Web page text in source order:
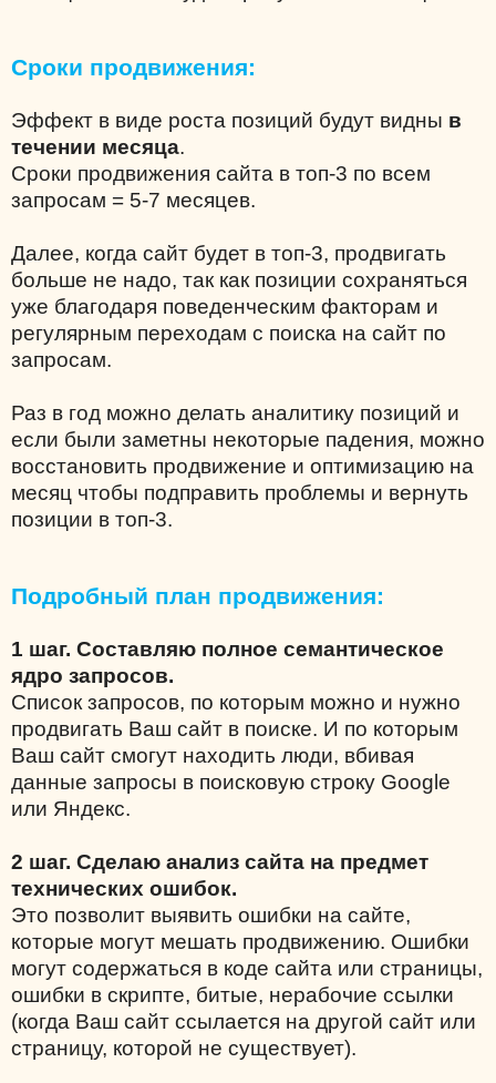
Сроки продвижения:
Эффект в виде роста позиций будут видны в
течении месяца.
Сроки продвижения сайта в топ-3 по всем
запросам = 5-7 месяцев.
Далее, когда сайт будет в топ-3, продвигать
больше не надо, так как позиции сохраняться
уже благодаря поведенческим факторам и
регулярным переходам с поиска на сайт по
запросам.
Раз в год можно делать аналитику позиций и
если были заметны некоторые падения, можно
восстановить продвижение и оптимизацию на
месяц чтобы подправить проблемы и вернуть
позиции в топ-3.
Подробный план продвижения:
1 шаг. Составляю полное семантическое
ядро запросов.
Список запросов, по которым можно и нужно
продвигать Ваш сайт в поиске. И по которым
Ваш сайт смогут находить люди, вбивая
данные запросы в поисковую строку Google
или Яндекс.
2 шаг. Сделаю анализ сайта на предмет
технических ошибок.
Это позволит выявить ошибки на сайте,
которые могут мешать продвижению. Ошибки
могут содержаться в коде сайта или страницы,
ошибки в скрипте, битые, нерабочие ссылки
(когда Ваш сайт ссылается на другой сайт или
страницу, которой не существует).